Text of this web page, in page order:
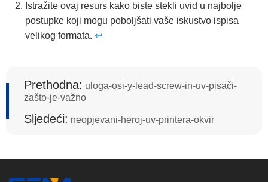
Istražite ovaj resurs kako biste stekli uvid u najbolje
postupke koji mogu poboljšati vaše iskustvo ispisa
velikog formata. ↩
Prethodna: uloga-osi-y-lead-screw-in-uv-pisači-
zašto-je-važno
Sljedeći: neopjevani-heroj-uv-printera-okvir